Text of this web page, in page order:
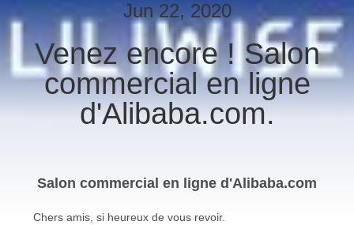
CONTRÔLE
DE
QUALITÉ
NOUVELLES
Jun 22, 2020
Venez encore ! Salon
commercial en ligne
d'Alibaba.com.
Salon commercial en ligne d'Alibaba.com
Chers amis, si heureux de vous revoir.